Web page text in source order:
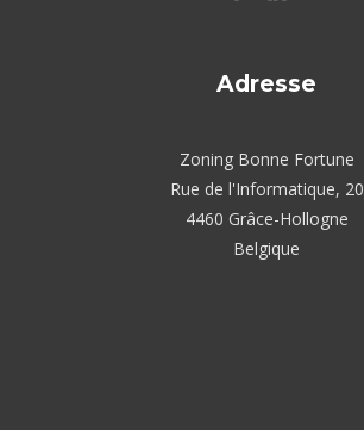
Adresse
Zoning Bonne Fortune
Rue de l'Informatique, 20
4460 Grâce-Hollogne
Belgique